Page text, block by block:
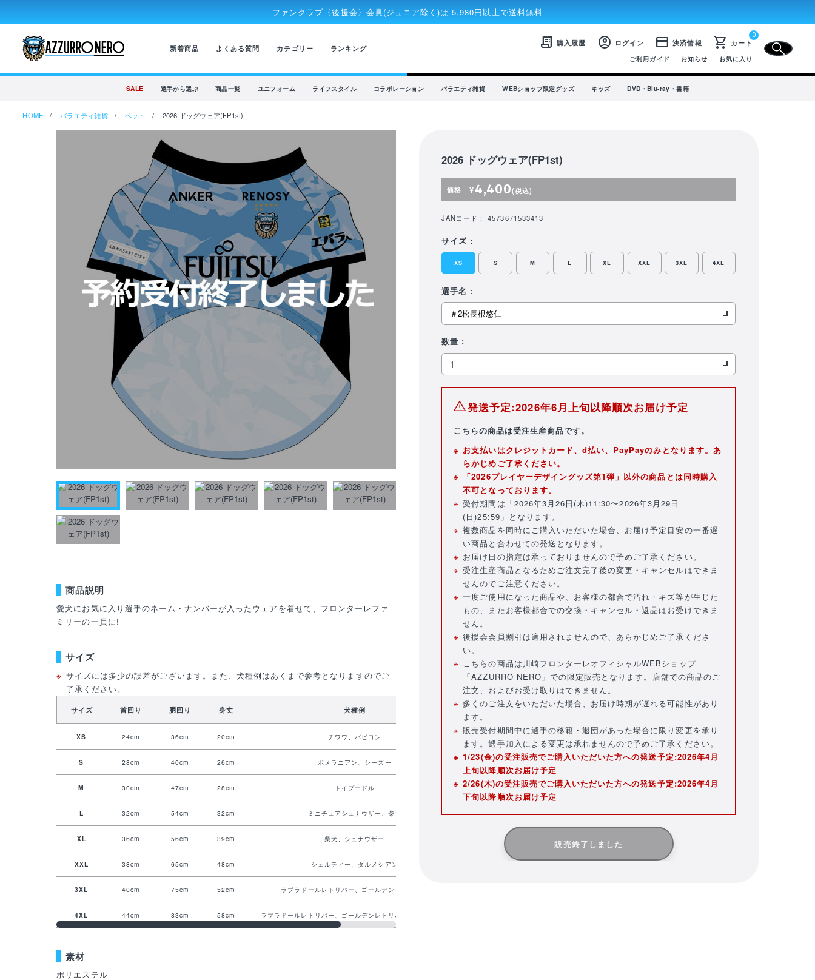
ファンクラブ〈後援会〉会員(ジュニア除く)は 5,980円以上で送料無料
新着商品 よくある質問 カテゴリー ランキング receipt_long 購入履歴 account_circle ログイン credit_card 決済情報 shopping_cart カート
0
ご利用ガイド お知らせ お気に入り
SALE 選手から選ぶ 商品一覧 ユニフォーム ライフスタイル コラボレーション バラエティ雑貨 WEBショップ限定グッズ キッズ DVD・Blu-ray・書籍
ユニフォーム ライフスタイル コラボレーション
定グッズ
DVD・Blu-ray・
応戦雑貨 Tシャツ
HOME バラエティ雑貨 ペット 2026 ドッグウェア(FP1st)
商品説明
愛犬にお気に入り選手のネーム・ナンバーが入ったウェアを着せて、フロンターレファ
ミリーの一員に!
サイズ
サイズには多少の誤差がございます。また、犬種例はあくまで参考となりますのでご
了承ください。
サイズ 首回り 胴回り 身丈 犬種例
XS 24cm 36cm 20cm チワワ、パピヨン
S 28cm 40cm 26cm ポメラニアン、シーズー
M 30cm 47cm 28cm トイプードル
L 32cm 54cm 32cm ミニチュアシュナウザー、柴犬
XL 36cm 56cm 39cm 柴犬、シュナウザー
XXL 38cm 65cm 48cm シェルティー、ダルメシアン
3XL 40cm 75cm 52cm ラブラドールレトリバー、ゴールデンドゥードル
4XL 44cm 83cm 58cm ラブラドールレトリバー、ゴールデンレトリバー、シェパード
素材
ポリエステル
2026 ドッグウェア(FP1st)
価格 ¥4,400(税込)
JANコード： 4573671533413
サイズ :
XS S M L XL XXL 3XL 4XL
選手名 :
数量 :
発送予定:2026年6月上旬以降順次お届け予定
こちらの商品は受注生産商品です。
お支払いはクレジットカード、d払い、PayPayのみとなります。あ
らかじめご了承ください。
「2026プレイヤーデザイングッズ第1弾」以外の商品とは同時購入
不可となっております。
受付期間は「2026年3月26日(木)11:30〜2026年3月29日
(日)25:59」となります。
複数商品を同時にご購入いただいた場合、お届け予定目安の一番遅
い商品と合わせての発送となります。
お届け日の指定は承っておりませんので予めご了承ください。
受注生産商品となるためご注文完了後の変更・キャンセルはできま
せんのでご注意ください。
一度ご使用になった商品や、お客様の都合で汚れ・キズ等が生じた
もの、またお客様都合での交換・キャンセル・返品はお受けできま
せん。
後援会会員割引は適用されませんので、あらかじめご了承くださ
い。
こちらの商品は川崎フロンターレオフィシャルWEBショップ
「AZZURRO NERO」での限定販売となります。店舗での商品のご
注文、およびお受け取りはできません。
多くのご注文をいただいた場合、お届け時期が遅れる可能性があり
ます。
販売受付期間中に選手の移籍・退団があった場合に限り変更を承り
ます。選手加入による変更は承れませんので予めご了承ください。
1/23(金)の受注販売でご購入いただいた方への発送予定:2026年4月
上旬以降順次お届け予定
2/26(木)の受注販売でご購入いただいた方への発送予定:2026年4月
下旬以降順次お届け予定
販売終了しました